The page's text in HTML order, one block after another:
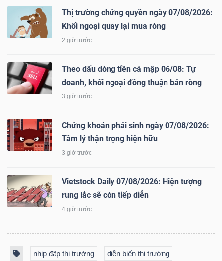
Thị trường chứng quyền ngày 07/08/2026:
Khối ngoại quay lại mua ròng
2 giờ trước
Theo dấu dòng tiền cá mập 06/08: Tự
doanh, khối ngoại đồng thuận bán ròng
3 giờ trước
Chứng khoán phái sinh ngày 07/08/2026:
Tâm lý thận trọng hiện hữu
3 giờ trước
Vietstock Daily 07/08/2026: Hiện tượng
rung lắc sẽ còn tiếp diễn
4 giờ trước
nhịp đập thị trường diễn biến thị trường
tài
chính
Dữ
chính